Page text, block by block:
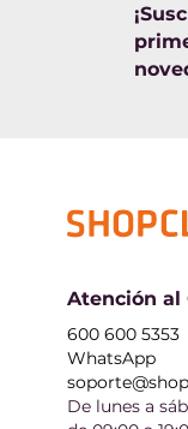
Atención al
600 600 5353
WhatsApp
De lunes a